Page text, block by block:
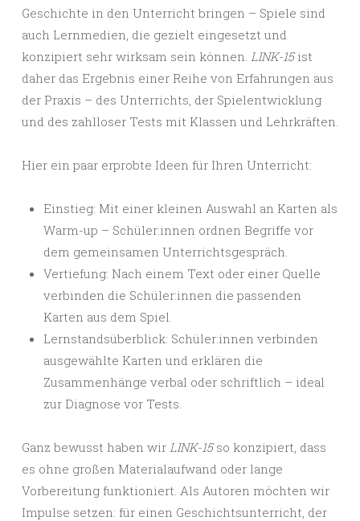
Geschichte in den Unterricht bringen – Spiele sind
auch Lernmedien, die gezielt eingesetzt und
konzipiert sehr wirksam sein können. LINK-15ist
daher das Ergebnis einer Reihe von Erfahrungen aus
der Praxis – des Unterrichts, der Spielentwicklung
und des zahlloser Tests mit Klassen und Lehrkräften.
Hier ein paar erprobte Ideen für Ihren Unterricht:
Einstieg: Mit einer kleinen Auswahl an Karten als
Warm-up – Schüler:innen ordnen Begriffe vor
dem gemeinsamen Unterrichtsgespräch.
Vertiefung: Nach einem Text oder einer Quelle
verbinden die Schüler:innen die passenden
Karten aus dem Spiel.
Lernstandsüberblick: Schüler:innen verbinden
ausgewählte Karten und erklären die
Zusammenhänge verbal oder schriftlich – ideal
zur Diagnose vor Tests.
Ganz bewusst haben wir LINK-15so konzipiert, dass
es ohne großen Materialaufwand oder lange
Vorbereitung funktioniert. Als Autoren möchten wir
Impulse setzen: für einen Geschichtsunterricht, der